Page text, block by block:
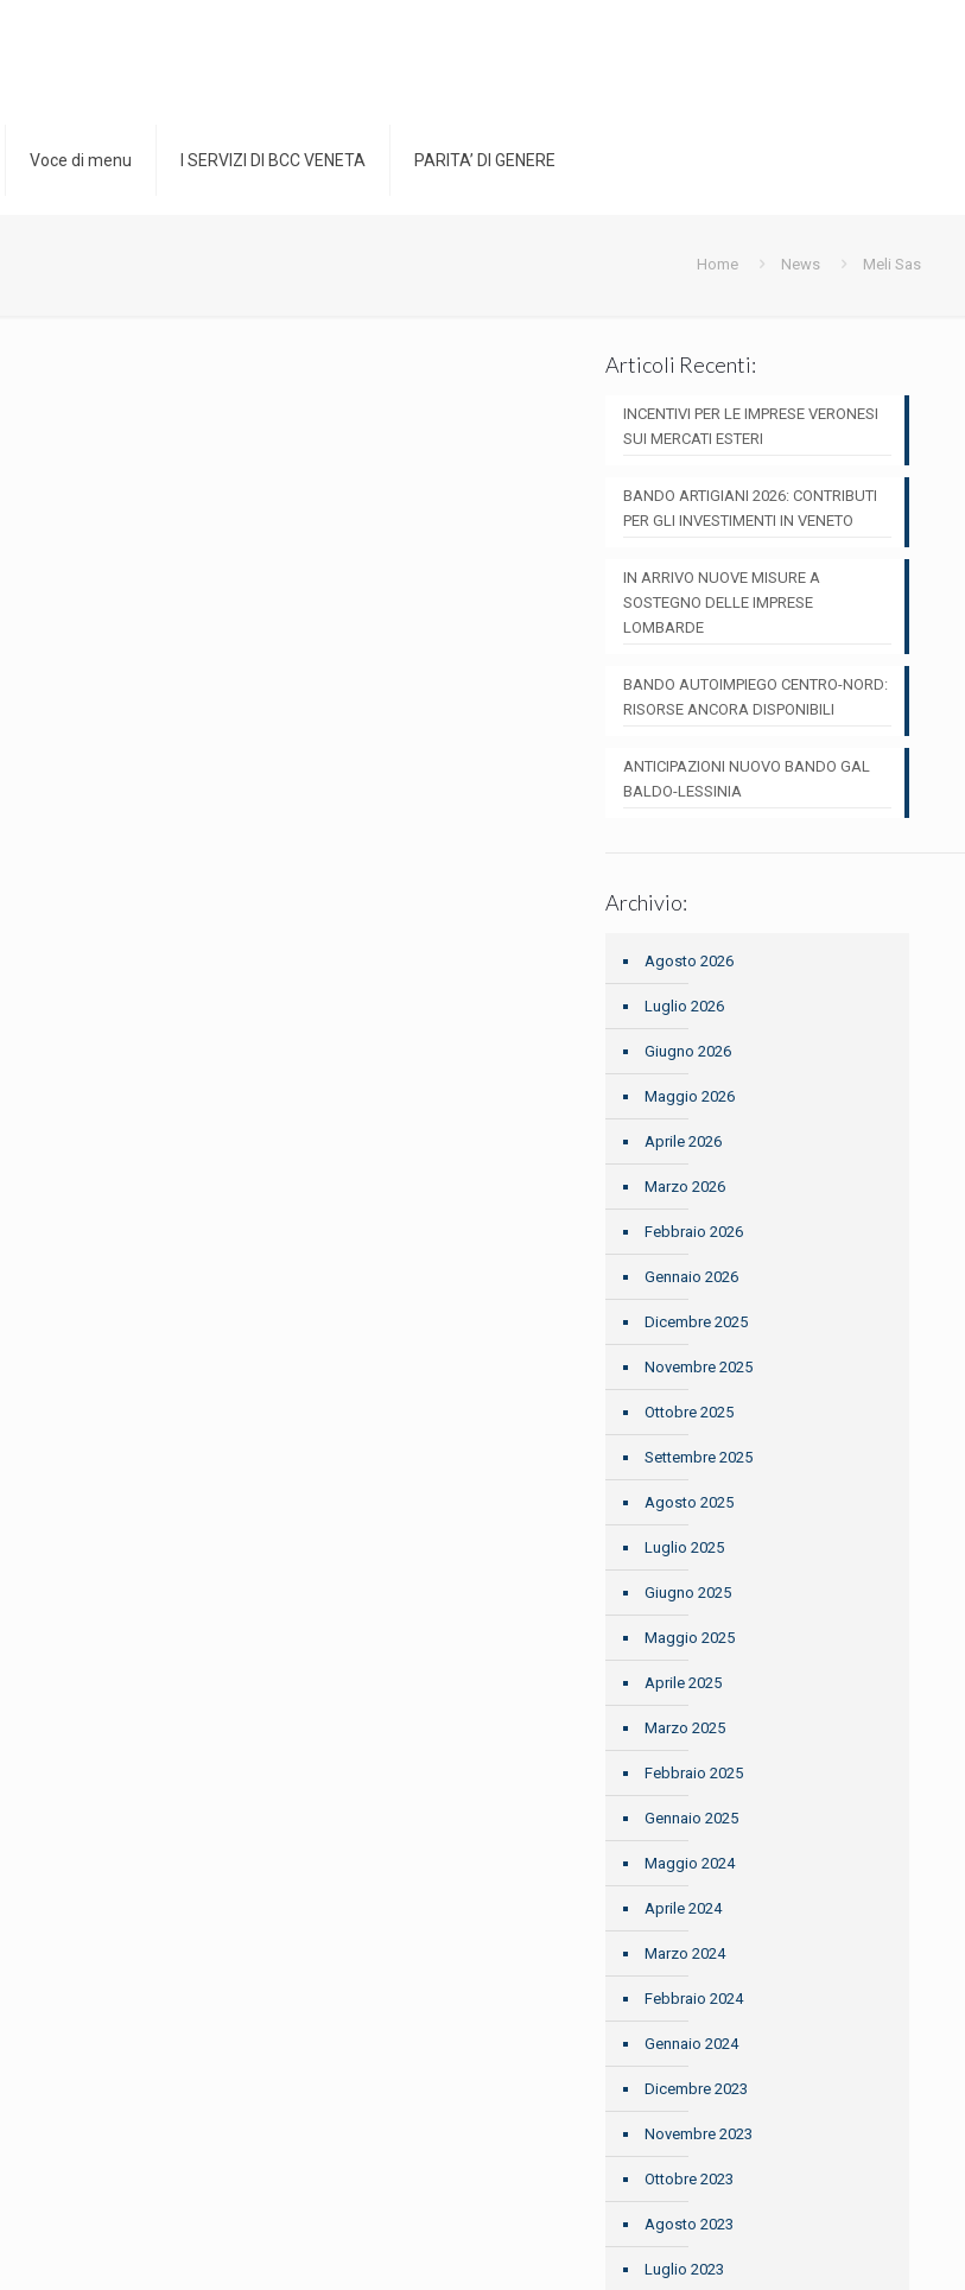
Voce di menu I SERVIZI DI BCC VENETA PARITA’ DI GENERE
Home News Meli Sas
Articoli Recenti:
INCENTIVI PER LE IMPRESE VERONESI
SUI MERCATI ESTERI
BANDO ARTIGIANI 2026: CONTRIBUTI
PER GLI INVESTIMENTI IN VENETO
IN ARRIVO NUOVE MISURE A
SOSTEGNO DELLE IMPRESE
LOMBARDE
BANDO AUTOIMPIEGO CENTRO-NORD:
RISORSE ANCORA DISPONIBILI
ANTICIPAZIONI NUOVO BANDO GAL
BALDO-LESSINIA
Archivio:
Agosto 2026
Luglio 2026
Giugno 2026
Maggio 2026
Aprile 2026
Marzo 2026
Febbraio 2026
Gennaio 2026
Dicembre 2025
Novembre 2025
Ottobre 2025
Settembre 2025
Agosto 2025
Luglio 2025
Giugno 2025
Maggio 2025
Aprile 2025
Marzo 2025
Febbraio 2025
Gennaio 2025
Maggio 2024
Aprile 2024
Marzo 2024
Febbraio 2024
Gennaio 2024
Dicembre 2023
Novembre 2023
Ottobre 2023
Agosto 2023
Luglio 2023